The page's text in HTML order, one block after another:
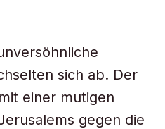
sich ab. Der
einer mutigen
gegen die